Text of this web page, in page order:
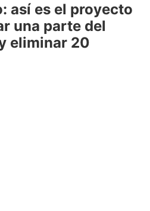
así es el proyecto
una parte del
eliminar 20